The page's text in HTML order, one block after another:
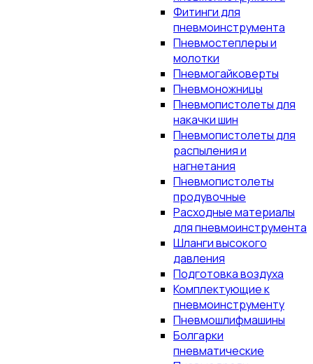
Фитинги для
пневмоинструмента
Пневмостеплеры и
молотки
Пневмогайковерты
Пневмоножницы
Пневмопистолеты для
накачки шин
Пневмопистолеты для
распыления и
нагнетания
Пневмопистолеты
продувочные
Расходные материалы
для пневмоинструмента
Шланги высокого
давления
Подготовка воздуха
Комплектующие к
пневмоинструменту
Пневмошлифмашины
Болгарки
пневматические